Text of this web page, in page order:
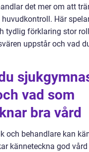
det mer om att
Här
tydlig förklaring stor
uppstår och vad
vad som
bra vård
och behandlare kan
känneteckna god